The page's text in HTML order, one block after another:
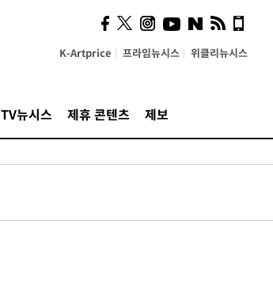
K-Artprice 프라임뉴시스 위클리뉴시스
TV뉴시스 제휴 콘텐츠 제보